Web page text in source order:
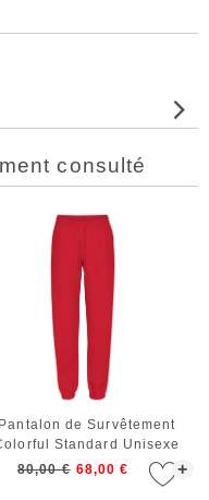
consulté
+
Pantalon de Survêtement
Standard Unisexe
Sweatpants Scarlet
80,00 € 68,00 €